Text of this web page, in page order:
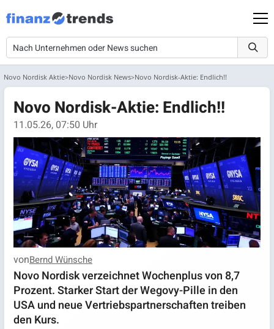
Novo Nordisk Aktie Novo Nordisk News Novo Nordisk-Aktie: Endlich!!
Novo Nordisk-Aktie: Endlich!!
11.05.26, 07:50 Uhr
vonBernd Wünsche
Novo Nordisk verzeichnet Wochenplus von 8,7
Prozent. Starker Start der Wegovy-Pille in den
USA und neue Vertriebspartnerschaften treiben
den Kurs.